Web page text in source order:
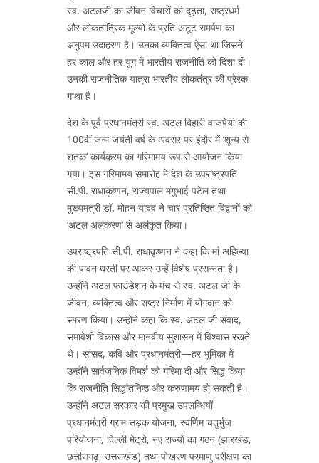
स्व. अटलजी का जीवन विचारों की दृढ़ता, राष्ट्रधर्म
और लोकतांत्रिक मूल्यों के प्रति अटूट समर्पण का
अनुपम उदाहरण है। उनका व्यक्तित्व ऐसा था जिसने
हर काल और हर युग में भारतीय राजनीति को दिशा दी।
उनकी राजनीतिक यात्रा भारतीय लोकतंत्र की प्रेरक
गाथा है।
देश के पूर्व प्रधानमंत्री स्व. अटल बिहारी वाजपेयी की
100वीं जन्म जयंती वर्ष के अवसर पर इंदौर में ‘शून्य से
शतक’ कार्यक्रम का गरिमामय रूप से आयोजन किया
गया। इस गरिमामय समारोह में देश के उपराष्ट्रपति
सी.पी. राधाकृष्णन, राज्यपाल मंगुभाई पटेल तथा
मुख्यमंत्री डॉ. मोहन यादव ने चार प्रतिष्ठित विद्वानों को
‘अटल अलंकरण’ से अलंकृत किया।
उपराष्ट्रपति सी.पी. राधाकृष्णन ने कहा कि मां अहिल्या
की पावन धरती पर आकर उन्हें विशेष प्रसन्नता है।
उन्होंने अटल फाउंडेशन के मंच से स्व. अटल जी के
जीवन, व्यक्तित्व और राष्ट्र निर्माण में योगदान को
स्मरण किया। उन्होंने कहा कि स्व. अटल जी संवाद,
समावेशी विकास और मानवीय सुशासन में विश्वास रखते
थे। सांसद, कवि और प्रधानमंत्री—हर भूमिका में
उन्होंने सार्वजनिक विमर्श को गरिमा दी और सिद्ध किया
कि राजनीति सिद्धांतनिष्ठ और करुणामय हो सकती है।
उन्होंने अटल सरकार की प्रमुख उपलब्धियों
प्रधानमंत्री ग्राम सड़क योजना, स्वर्णिम चतुर्भुज
परियोजना, दिल्ली मेट्रो, नए राज्यों का गठन (झारखंड,
छत्तीसगढ़, उत्तराखंड) तथा पोखरण परमाणु परीक्षण का